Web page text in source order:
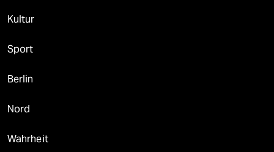
Kultur
Sport
Berlin
Nord
Wahrheit